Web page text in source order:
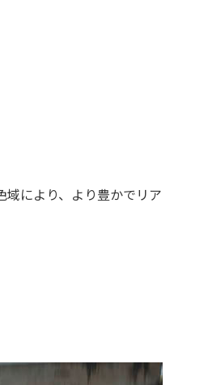
により、より豊かでリア